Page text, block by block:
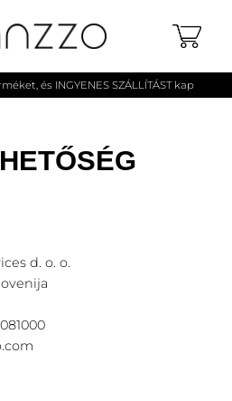
és INGYENES SZÁLLÍTÁST kap
d. o. o.